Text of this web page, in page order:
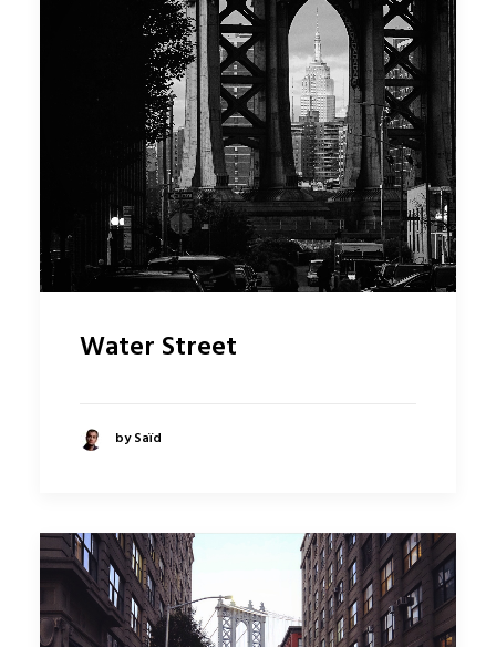
Water Street
by Saïd